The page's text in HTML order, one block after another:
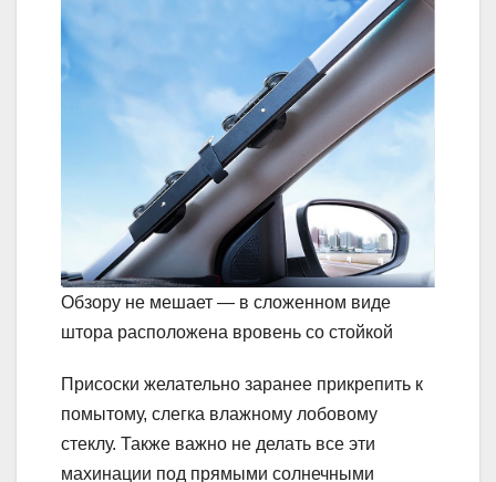
Обзору не мешает — в сложенном виде
штора расположена вровень со стойкой
Присоски желательно заранее прикрепить к
помытому, слегка влажному лобовому
стеклу. Также важно не делать все эти
махинации под прямыми солнечными